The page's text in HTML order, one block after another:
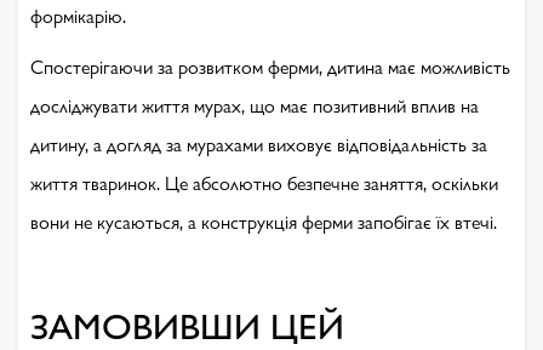
формікарію.
Спостерігаючи за розвитком ферми, дитина має можливість
досліджувати життя мурах, що має позитивний вплив на
дитину, а догляд за мурахами виховує відповідальність за
життя тваринок. Це абсолютно безпечне заняття, оскільки
вони не кусаються, а конструкція ферми запобігає їх втечі.
ЗАМОВИВШИ ЦЕЙ